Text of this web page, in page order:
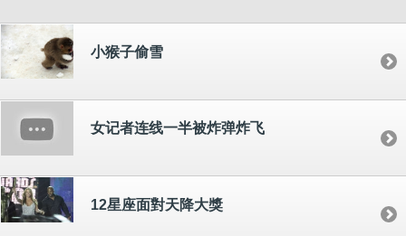
小猴子偷雪
女记者连线一半被炸弹炸飞
12星座面對天降大獎